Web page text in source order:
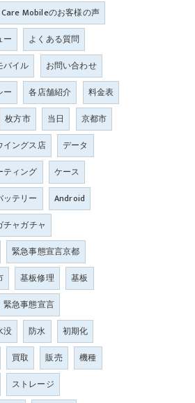
Mobileのお客様の声
ー
よくある質問
バイル
お問い合わせ
ー
各店舗紹介
料金表
枚方市 当日
京都市
イングス店
データ
ティング
ケース
ッテリー
Android
チャガチャ
緊急事態宣言京都
基板修理
基板
緊急事態宣言
没 防水
初期化
買取 販売
機種
ストレージ